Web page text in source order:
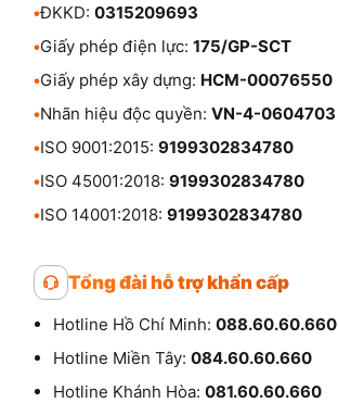
•ĐKKD: 0315209693
•Giấy phép điện lực: 175/GP-SCT
•Giấy phép xây dựng: HCM-00076550
•Nhãn hiệu độc quyền: VN-4-0604703
•ISO 9001:2015: 9199302834780
•ISO 45001:2018: 9199302834780
•ISO 14001:2018: 9199302834780
Tổng đài hỗ trợ khẩn cấp
Hotline Hồ Chí Minh: 088.60.60.660
Hotline Miền Tây: 084.60.60.660
Hotline Khánh Hòa: 081.60.60.660